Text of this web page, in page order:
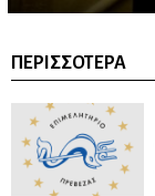
ΠΕΡΙΣΣΌΤΕΡΑ